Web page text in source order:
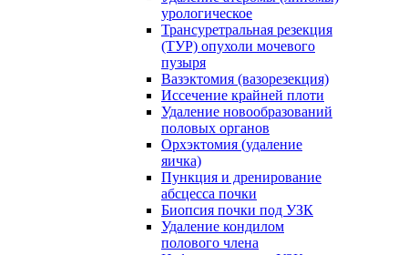
урологическое
Трансуретральная резекция
(ТУР) опухоли мочевого
пузыря
Вазэктомия (вазорезекция)
Иссечение крайней плоти
Удаление новообразований
половых органов
Орхэктомия (удаление
яичка)
Пункция и дренирование
абсцесса почки
Биопсия почки под УЗК
Удаление кондилом
полового члена